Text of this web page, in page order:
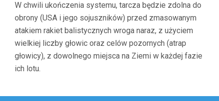
(
W chwili ukończenia systemu, tarcza będzie zdolna do
obrony (USA i jego sojuszników) przed zmasowanym
atakiem rakiet balistycznych wroga naraz, z użyciem
wielkiej liczby głowic oraz celów pozornych (atrap
głowicy), z dowolnego miejsca na Ziemi w każdej fazie
ich lotu.